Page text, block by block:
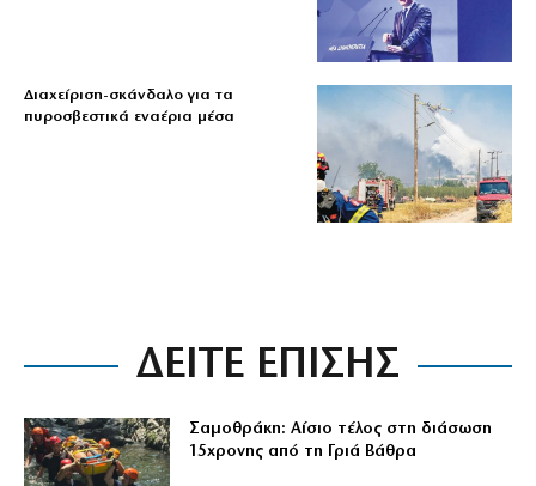
Διαχείριση-σκάνδαλο για τα
πυροσβεστικά εναέρια μέσα
ΔΕΙΤΕ ΕΠΙΣΗΣ
Σαμοθράκη: Αίσιο τέλος στη διάσωση
15χρονης από τη Γριά Βάθρα